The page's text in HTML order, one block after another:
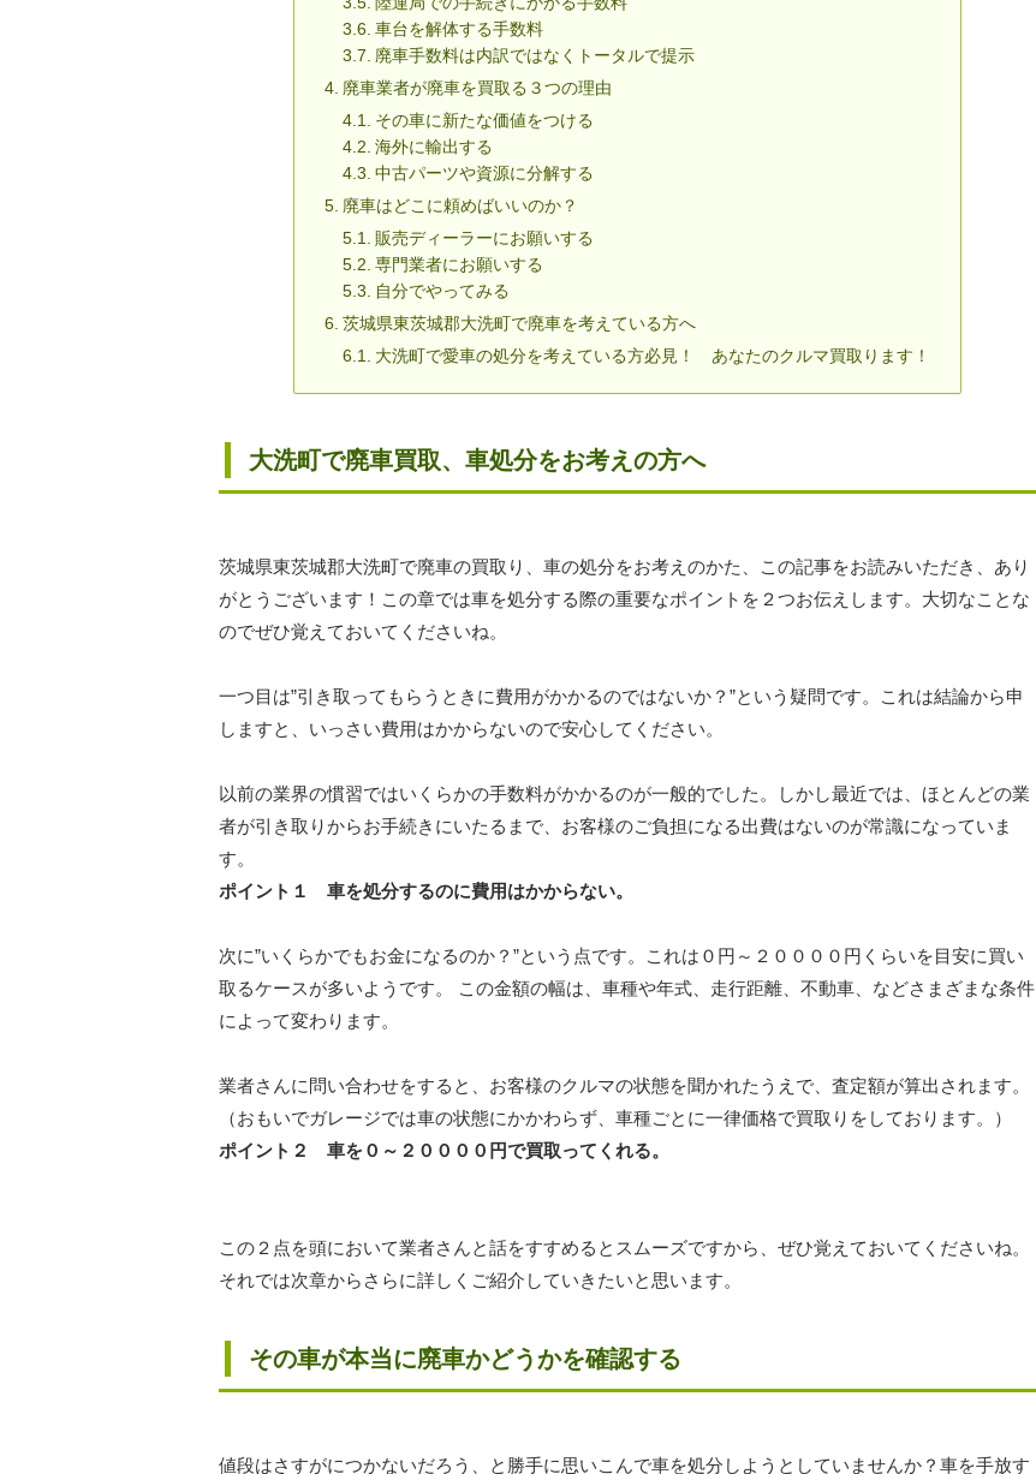
車台を解体する手数料
廃車手数料は内訳ではなくトータルで提示
廃車業者が廃車を買取る３つの理由
その車に新たな価値をつける
海外に輸出する
中古パーツや資源に分解する
廃車はどこに頼めばいいのか？
販売ディーラーにお願いする
専門業者にお願いする
自分でやってみる
茨城県東茨城郡大洗町で廃車を考えている方へ
大洗町で愛車の処分を考えている方必見！ あなたのクルマ買取ります！
大洗町で廃車買取、車処分をお考えの方へ
茨城県東茨城郡大洗町で廃車の買取り、車の処分をお考えのかた、この記事をお読みいただき、あり
がとうございます！この章では車を処分する際の重要なポイントを２つお伝えします。大切なことな
のでぜひ覚えておいてくださいね。
一つ目は”引き取ってもらうときに費用がかかるのではないか？”という疑問です。これは結論から申
しますと、いっさい費用はかからないので安心してください。
以前の業界の慣習ではいくらかの手数料がかかるのが一般的でした。しかし最近では、ほとんどの業
者が引き取りからお手続きにいたるまで、お客様のご負担になる出費はないのが常識になっていま
す。
ポイント１ 車を処分するのに費用はかからない。
次に”いくらかでもお金になるのか？”という点です。これは０円～２００００円くらいを目安に買い
取るケースが多いようです。 この金額の幅は、車種や年式、走行距離、不動車、などさまざまな条件
によって変わります。
業者さんに問い合わせをすると、お客様のクルマの状態を聞かれたうえで、査定額が算出されます。
（おもいでガレージでは車の状態にかかわらず、車種ごとに一律価格で買取りをしております。）
ポイント２ 車を０～２００００円で買取ってくれる。
この２点を頭において業者さんと話をすすめるとスムーズですから、ぜひ覚えておいてくださいね。
それでは次章からさらに詳しくご紹介していきたいと思います。
その車が本当に廃車かどうかを確認する
値段はさすがにつかないだろう、と勝手に思いこんで車を処分しようとしていませんか？車を手放す